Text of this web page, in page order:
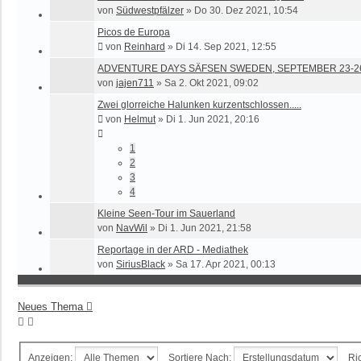
von Südwestpfälzer » Do 30. Dez 2021, 10:54
Picos de Europa
von Reinhard » Di 14. Sep 2021, 12:55
ADVENTURE DAYS SÄFSEN SWEDEN, SEPTEMBER 23-
von jajen711 » Sa 2. Okt 2021, 09:02
Zwei glorreiche Halunken kurzentschlossen.....
von Helmut » Di 1. Jun 2021, 20:16
1
2
3
4
Kleine Seen-Tour im Sauerland
von NavWil » Di 1. Jun 2021, 21:58
Reportage in der ARD - Mediathek
von SiriusBlack » Sa 17. Apr 2021, 00:13
Neues Thema
Anzeigen: Sortiere Nach: